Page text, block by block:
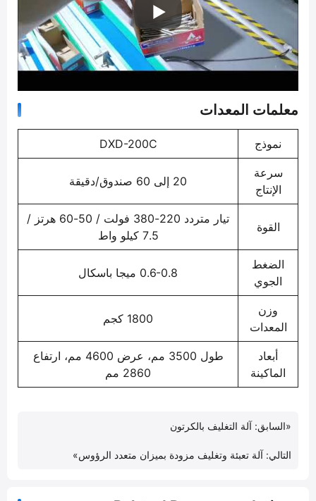
معلمات المعدات
نموذج DXD-200C
سرعة
الإنتاج
20 إلى 60 صندوق/دقيقة
القوة
تيار متردد 220-380 فولت / 50-60 هرتز /
7.5 كيلو واط
الضغط
الجوي
0.6-0.8 ميجا باسكال
وزن
المعدات
1800 كجم
أبعاد
الماكينة
طول 3500 مم، عرض 4600 مم، ارتفاع
2860 مم
«السابق: آلة التغليف بالكرتون
التالي: آلة تعبئة وتغليف مزودة بميزان متعدد الرؤوس»